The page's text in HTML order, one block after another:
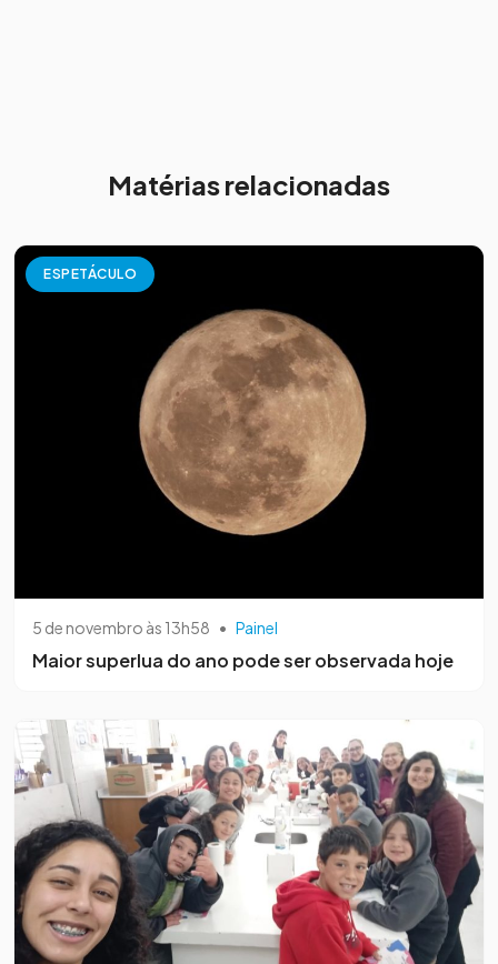
Matérias relacionadas
ESPETÁCULO
5 de novembro às 13h58 • Painel
Maior superlua do ano pode ser observada hoje